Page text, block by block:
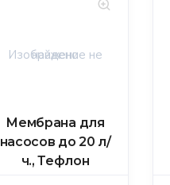
Мембрана для
насосов до 20 л/
ч., Тефлон